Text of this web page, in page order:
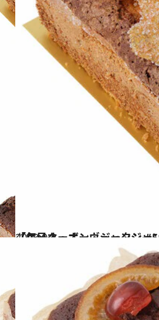
2023.9.3
【毎日オーボンヴュータン #51】 ジンジャーがアクセントのパウンド 「ケーク・オ
グルメ